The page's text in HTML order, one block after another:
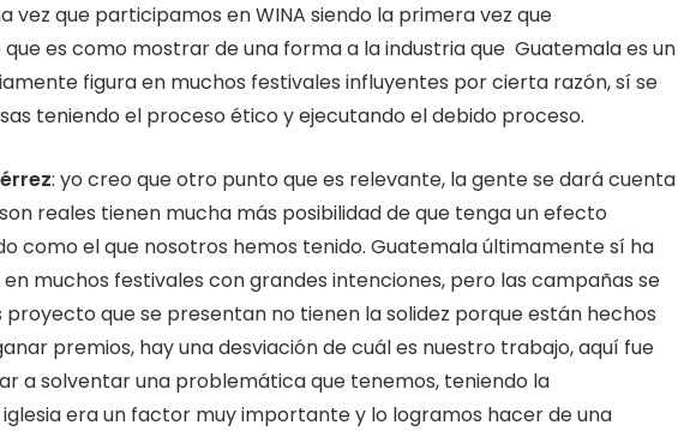
vez que participamos en WINA siendo la primera vez que
es como mostrar de una forma a la industria que Guatemala es un
figura en muchos festivales influyentes por cierta razón, sí se
teniendo el proceso ético y ejecutando el debido proceso.
: yo creo que otro punto que es relevante, la gente se dará cuenta
reales tienen mucha más posibilidad de que tenga un efecto
como el que nosotros hemos tenido. Guatemala últimamente sí ha
muchos festivales con grandes intenciones, pero las campañas se
proyecto que se presentan no tienen la solidez porque están hechos
premios, hay una desviación de cuál es nuestro trabajo, aquí fue
a solventar una problemática que tenemos, teniendo la
era un factor muy importante y lo logramos hacer de una